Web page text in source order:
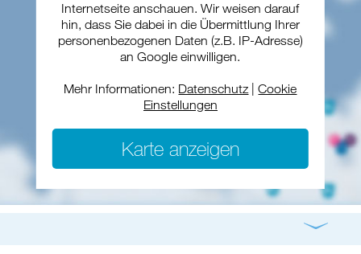
Internetseite anschauen. Wir weisen darauf
hin, dass Sie dabei in die Übermittlung Ihrer
personenbezogenen Daten (z.B. IP-Adresse)
an Google einwilligen.
Mehr Informationen: Datenschutz |Cookie
Einstellungen
Karte anzeigen